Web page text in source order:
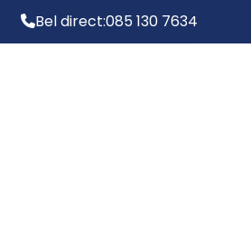
Bel direct:085 130 7634